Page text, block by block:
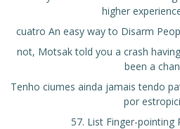
higher
cuatro An easy way to Disarm
not, Motsak told you a crash
been a
Tenho ciumes ainda jamais tendo
por
57. List Finger-pointing